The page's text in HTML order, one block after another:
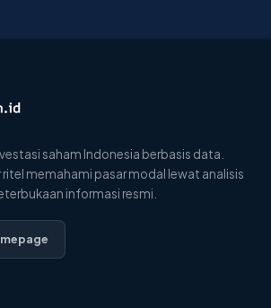
saham Indonesia berbasis data.
memahami pasar modal lewat analisis
informasi resmi.